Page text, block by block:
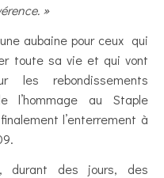
»
aubaine pour ceux qui
toute sa vie et qui vont
rebondissements
l’hommage au Staple
l’enterrement à
durant des jours, des